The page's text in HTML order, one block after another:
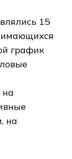
15
график
на
на